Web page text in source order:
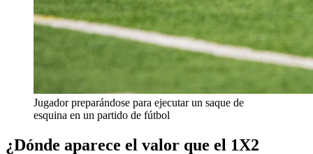
Jugador preparándose para ejecutar un saque de
esquina en un partido de fútbol
¿Dónde aparece el valor que el 1X2